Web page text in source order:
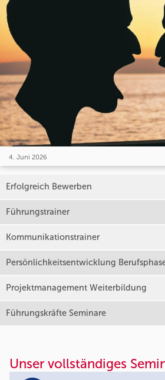
4. Juni 2026
Erfolgreich Bewerben
Führungstrainer
Kommunikationstrainer
Persönlichkeitsentwicklung
Projektmanagement Weiterbildung
Führungskräfte Seminare
Unser vollständiges